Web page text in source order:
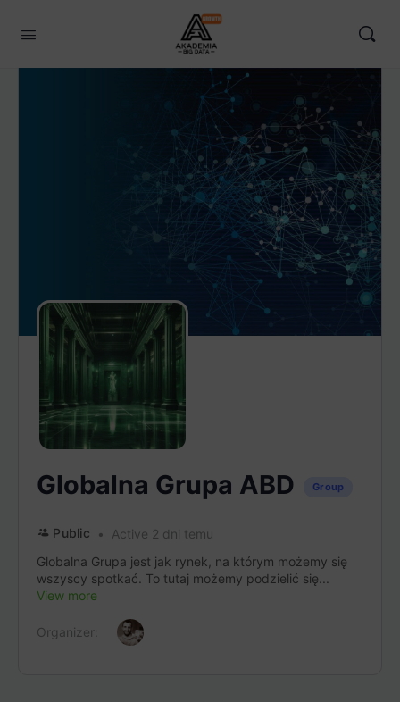
Globalna Grupa ABD Group
Public
Active 2 dni temu
Globalna Grupa jest jak rynek, na którym możemy się
wszyscy spotkać. To tutaj możemy podzielić się...
View more
Organizer: